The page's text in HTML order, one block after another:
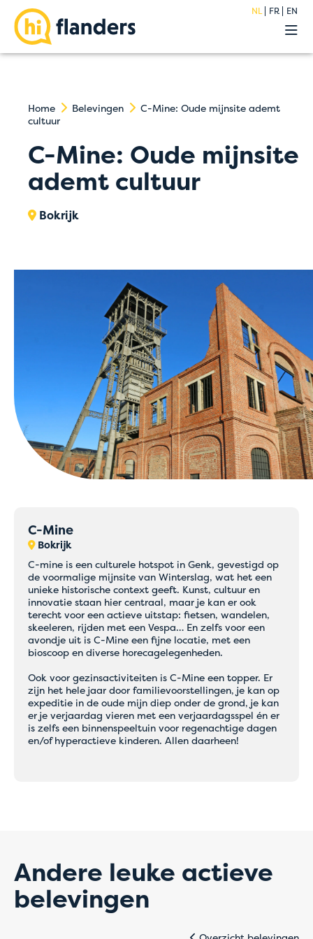
NL FR EN
Acties
Blog
Home Belevingen
C-Mine: Oude mijnsite ademt
cultuur
C-Mine: Oude mijnsite
ademt cultuur
Bokrijk
C-Mine
Bokrijk
C-mine is een culturele hotspot in Genk, gevestigd op
de voormalige mijnsite van Winterslag, wat het een
unieke historische context geeft. Kunst, cultuur en
innovatie staan hier centraal, maar je kan er ook
terecht voor een actieve uitstap: fietsen, wandelen,
skeeleren, rijden met een Vespa… En zelfs voor een
avondje uit is C-Mine een fijne locatie, met een
bioscoop en diverse horecagelegenheden.
Ook voor gezinsactiviteiten is C-Mine een topper. Er
zijn het hele jaar door familievoorstellingen, je kan op
expeditie in de oude mijn diep onder de grond, je kan
er je verjaardag vieren met een verjaardagsspel én er
is zelfs een binnenspeeltuin voor regenachtige dagen
en/of hyperactieve kinderen. Allen daarheen!
Andere leuke actieve
belevingen
Tijdelijke